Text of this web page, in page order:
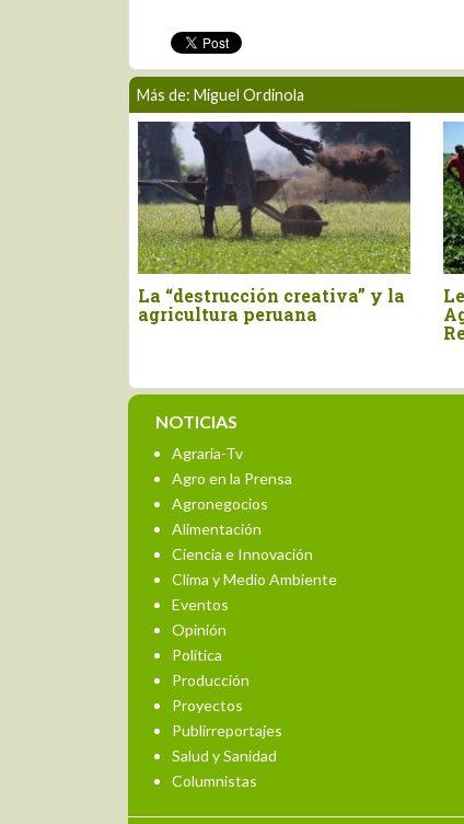
Más de: Miguel Ordinola
Desarrollar un mercado de
servicios de asistencia
técnica para la (pequeña)
NOTICIAS
Agraria-Tv
Agro en la Prensa
Agronegocios
Alimentación
Ciencia e Innovación
Clima y Medio Ambiente
Eventos
Opinión
Política
Producción
Proyectos
Publirreportajes
Salud y Sanidad
Columnistas